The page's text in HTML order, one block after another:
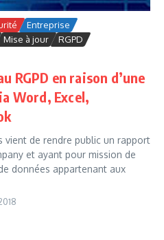
Entreprise
Mise à jour
RGPD
RGPD en raison d’une
Word, Excel,
vient de rendre public un rapport
et ayant pour mission de
données appartenant aux